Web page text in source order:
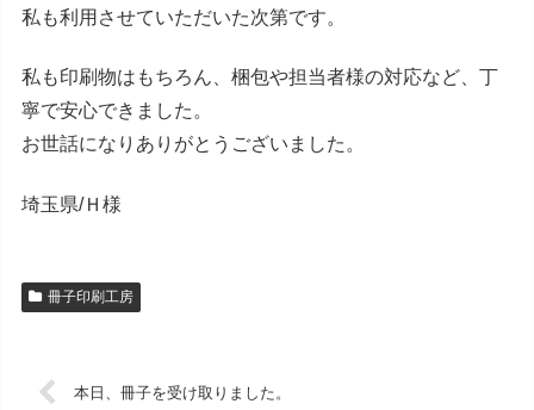
私も利用させていただいた次第です。
私も印刷物はもちろん、梱包や担当者様の対応など、丁
寧で安心できました。
お世話になりありがとうございました。
埼玉県/Ｈ様
冊子印刷工房
本日、冊子を受け取りました。